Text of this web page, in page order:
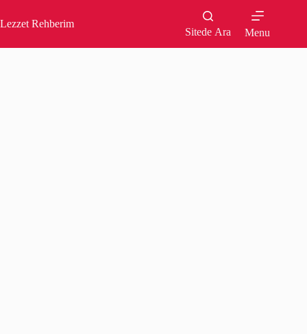
to
content
Lezzet Rehberim
Sitede Ara Menu